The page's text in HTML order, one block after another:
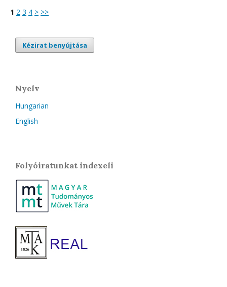
1 2 3 4 > >>
Kézirat benyújtása
Nyelv
Hungarian
English
Folyóiratunkat indexeli